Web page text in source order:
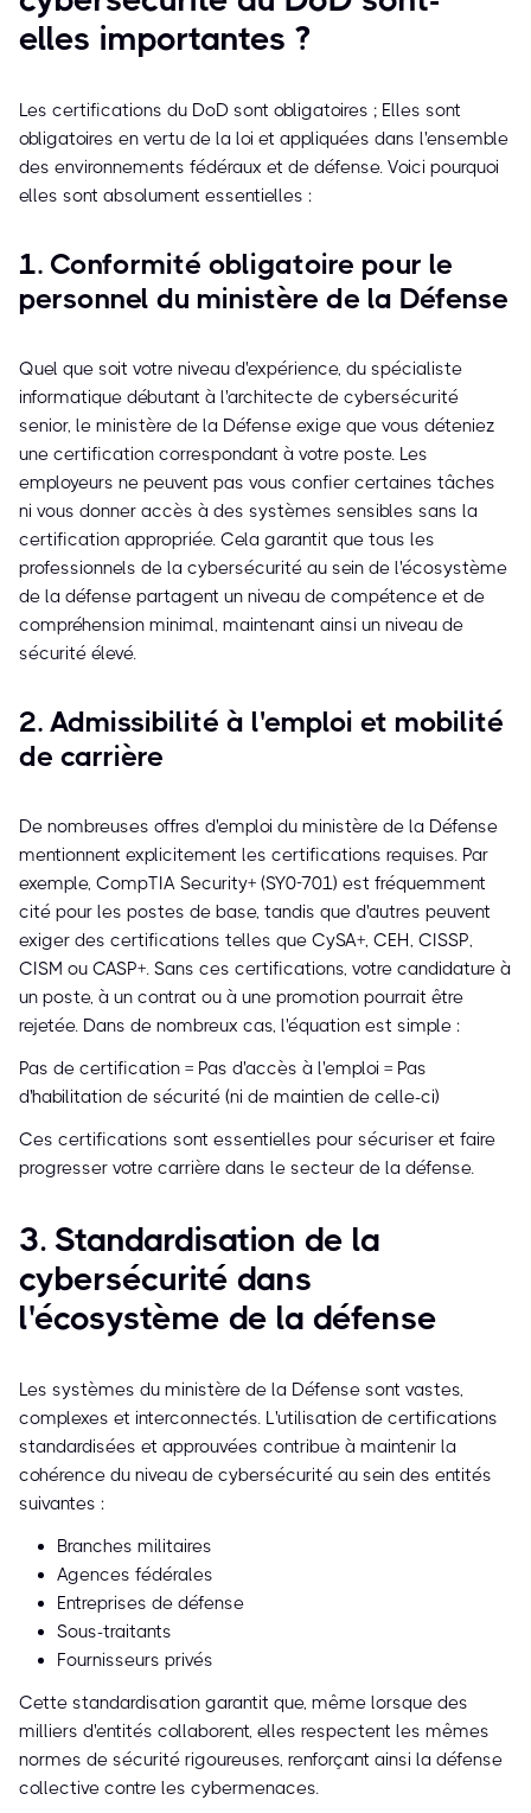
elles importantes ?
Les certifications du DoD sont obligatoires ; Elles sont
obligatoires en vertu de la loi et appliquées dans l'ensemble
des environnements fédéraux et de défense. Voici pourquoi
elles sont absolument essentielles :
1. Conformité obligatoire pour le
personnel du ministère de la Défense
Quel que soit votre niveau d'expérience, du spécialiste
informatique débutant à l'architecte de cybersécurité
senior, le ministère de la Défense exige que vous déteniez
une certification correspondant à votre poste. Les
employeurs ne peuvent pas vous confier certaines tâches
ni vous donner accès à des systèmes sensibles sans la
certification appropriée. Cela garantit que tous les
professionnels de la cybersécurité au sein de l'écosystème
de la défense partagent un niveau de compétence et de
compréhension minimal, maintenant ainsi un niveau de
sécurité élevé.
2. Admissibilité à l'emploi et mobilité
de carrière
De nombreuses offres d'emploi du ministère de la Défense
mentionnent explicitement les certifications requises. Par
exemple, CompTIA Security+ (SY0-701) est fréquemment
cité pour les postes de base, tandis que d'autres peuvent
exiger des certifications telles que CySA+, CEH, CISSP,
CISM ou CASP+. Sans ces certifications, votre candidature à
un poste, à un contrat ou à une promotion pourrait être
rejetée. Dans de nombreux cas, l'équation est simple :
Pas de certification = Pas d'accès à l'emploi = Pas
d'habilitation de sécurité (ni de maintien de celle-ci)
Ces certifications sont essentielles pour sécuriser et faire
progresser votre carrière dans le secteur de la défense.
3. Standardisation de la
cybersécurité dans
l'écosystème de la défense
Les systèmes du ministère de la Défense sont vastes,
complexes et interconnectés. L'utilisation de certifications
standardisées et approuvées contribue à maintenir la
cohérence du niveau de cybersécurité au sein des entités
suivantes :
Branches militaires
Agences fédérales
Entreprises de défense
Sous-traitants
Fournisseurs privés
Cette standardisation garantit que, même lorsque des
milliers d'entités collaborent, elles respectent les mêmes
normes de sécurité rigoureuses, renforçant ainsi la défense
collective contre les cybermenaces.